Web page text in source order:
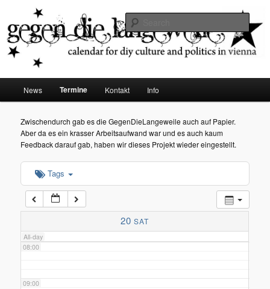
Gegen die Langeweile
diy dates vienna
Skip
to
primary
content
News Termine Kontakt Info
Zwischendurch gab es die GegenDieLangeweile auch auf Papier.
Aber da es ein krasser Arbeitsaufwand war und es auch kaum
Feedback darauf gab, haben wir dieses Projekt wieder eingestellt.
Tags
20 SAT
All-day
02:00
03:00
04:00
05:00
06:00
07:00
08:00
09:00